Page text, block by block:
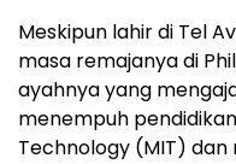
Meskipun lahir di Tel
masa remajanya di
ayahnya yang
menempuh
Technology (MIT) dan